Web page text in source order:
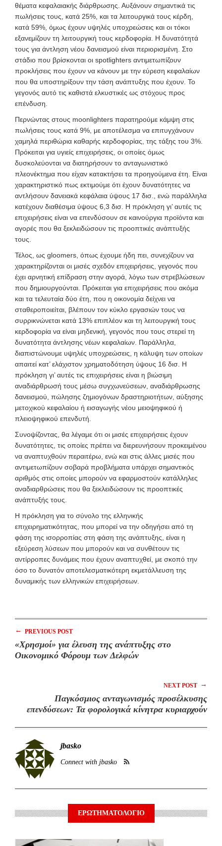
θέματα κεφαλαιακής διάρθρωσης. Αυξάνουν σημαντικά τις
πωλήσεις τους, κατά 25%, και τα λειτουργικά τους κέρδη,
κατά 59%, όμως έχουν υψηλές υποχρεώσεις και οι τόκοι
εξανεμίζουν τη λειτουργική τους κερδοφορία. Η δυνατότητά
τους για άντληση νέου δανεισμού είναι περιορισμένη. Στο
στάδιο που βρίσκονται οι spotlighters αντιμετωπίζουν
προκλήσεις που έχουν να κάνουν με την εύρεση κεφαλαίων
που θα υποστηρίξουν την τάση ανάπτυξης που έχουν. Το
γεγονός αυτό τις καθιστά ελκυστικές ως στόχους προς
επένδυση.
Περνώντας στους moonlighters παρατηρούμε κάμψη στις
πωλήσεις τους κατά 9%, με αποτέλεσμα να επιτυγχάνουν
χαμηλά περιθώρια καθαρής κερδοφορίας, της τάξης του 3%.
Πρόκειται για υγιείς επιχειρήσεις, οι οποίες όμως
δυσκολεύονται να διατηρήσουν το ανταγωνιστικό
πλεονέκτημα που είχαν κατακτήσει τα προηγούμενα έτη. Είναι
χαρακτηριστικό πως εκτιμούμε ότι έχουν δυνατότητες να
αντλήσουν δανειακά κεφάλαια ύψους 17 δισ., ενώ παράλληλα
κατέχουν διαθέσιμα ύψους 6,3 δισ. Η πρόκληση γι’ αυτές τις
επιχειρήσεις είναι να επενδύσουν σε καινούργια προϊόντα και
αγορές που θα ξεκλειδώσουν τις προοπτικές ανάπτυξής
τους.
Τέλος, ως gloomers, όπως έχουμε ήδη πει, συνεχίζουν να
χαρακτηρίζονται οι μισές σχεδόν επιχειρήσεις, γεγονός που
έχει αρνητική επίδραση στην αγορά, λόγω των στρεβλώσεων
που δημιουργούνται. Πρόκειται για επιχειρήσεις που ακόμα
και τα τελευταία δύο έτη, που η οικονομία δείχνει να
σταθεροποιείται, βλέπουν τον κύκλο εργασιών τους να
συρρικνώνεται κατά 13% επιπλέον και τη λειτουργική τους
κερδοφορία να είναι μηδενική, γεγονός που τους στερεί τη
δυνατότητα άντλησης νέων κεφαλαίων. Παράλληλα,
διαπιστώνουμε υψηλές υποχρεώσεις, η κάλυψη των οποίων
απαιτεί κατ’ ελάχιστον χρηματοδότηση ύψους 16 δισ. Η
πρόκληση γι’ αυτές τις επιχειρήσεις είναι η βιώσιμη
αναδιάρθρωσή τους μέσω συγχωνεύσεων, αναδιάρθρωσης
δανεισμού, πώλησης ζημιογόνων δραστηριοτήτων, αύξησης
μετοχικού κεφαλαίου ή εισαγωγής νέου μειοψηφικού ή
πλειοψηφικού επενδυτή.
Συνοψίζοντας, θα λέγαμε ότι οι μισές επιχειρήσεις έχουν
δυνατότητες, τις οποίες πρέπει να διερευνήσουν προκειμένου
να αναπτυχθούν περαιτέρω, ενώ και στις άλλες μισές που
αντιμετωπίζουν σοβαρά προβλήματα υπάρχει σημαντικός
αριθμός στις οποίες μπορούν να εφαρμοστούν κατάλληλες
αναδιαρθρώσεις που θα ξεκλειδώσουν τις προοπτικές
ανάπτυξής τους.
H πρόκληση για το σύνολο της ελληνικής
επιχειρηματικότητας, που μπορεί να την οδηγήσει από τη
φάση της ισορροπίας στη φάση της ανάπτυξης, είναι η
εξεύρεση λύσεων που μπορούν και να συνθέτουν τις
αντίρροπες δυνάμεις που έχουν αναπτυχθεί, με σκοπό την
όσο το δυνατόν αποτελεσματικότερη εκμετάλλευση της
δυναμικής των ελληνικών επιχειρήσεων.
← PREVIOUS POST
«Χρησμοί» για έλευση της ανάπτυξης στο
Οικονομικό Φόρουμ των Δελφών
NEXT POST →
Παγκόσμιος ανταγωνισμός προσέλκυσης
επενδύσεων: Τα φορολογικά κίνητρα κυριαρχούν
jbasko
Connect with jbasko
ΕΡΩΤΗΜΑΤΟΛΟΓΙΟ